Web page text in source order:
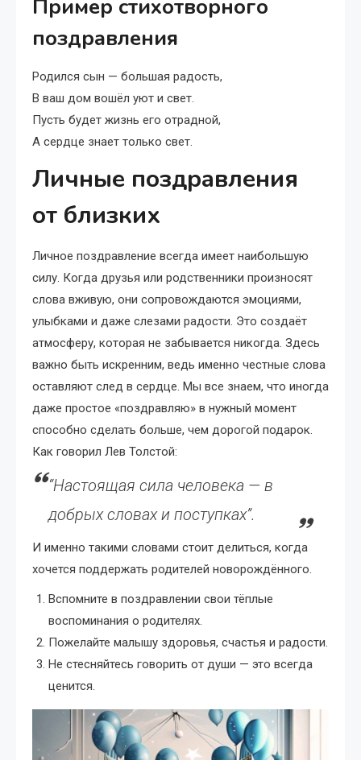
Пример стихотворного
поздравления
Родился сын — большая радость,
В ваш дом вошёл уют и свет.
Пусть будет жизнь его отрадной,
А сердце знает только свет.
Личные поздравления
от близких
Личное поздравление всегда имеет наибольшую
силу. Когда друзья или родственники произносят
слова вживую, они сопровождаются эмоциями,
улыбками и даже слезами радости. Это создаёт
атмосферу, которая не забывается никогда. Здесь
важно быть искренним, ведь именно честные слова
оставляют след в сердце. Мы все знаем, что иногда
даже простое «поздравляю» в нужный момент
способно сделать больше, чем дорогой подарок.
Как говорил Лев Толстой:
“Настоящая сила человека — в
добрых словах и поступках”.
И именно такими словами стоит делиться, когда
хочется поддержать родителей новорождённого.
Вспомните в поздравлении свои тёплые
воспоминания о родителях.
Пожелайте малышу здоровья, счастья и радости.
Не стесняйтесь говорить от души — это всегда
ценится.